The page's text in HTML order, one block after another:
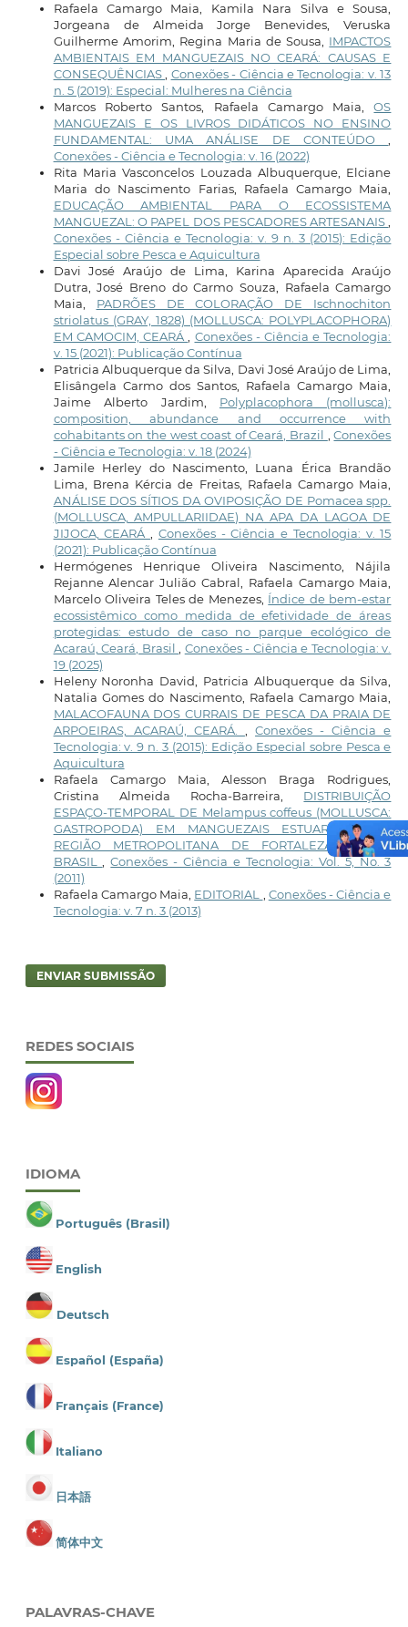
Rafaela Camargo Maia, Kamila Nara Silva e Sousa,
Jorgeana de Almeida Jorge Benevides, Veruska
Guilherme Amorim, Regina Maria de Sousa, IMPACTOS
AMBIENTAIS EM MANGUEZAIS NO CEARÁ: CAUSAS E
CONSEQUÊNCIAS
Conexões - Ciência e Tecnologia: v. 13
n. 5 (2019): Especial: Mulheres na Ciência
Marcos Roberto Santos, Rafaela Camargo Maia,OS
MANGUEZAIS E OS LIVROS DIDÁTICOS NO ENSINO
FUNDAMENTAL: UMA ANÁLISE DE CONTEÚDO
Conexões - Ciência e Tecnologia: v. 16 (2022)
Rita Maria Vasconcelos Louzada Albuquerque, Elciane
Maria do Nascimento Farias, Rafaela Camargo Maia,
EDUCAÇÃO AMBIENTAL PARA O ECOSSISTEMA
MANGUEZAL: O PAPEL DOS PESCADORES ARTESANAIS
Conexões - Ciência e Tecnologia: v. 9 n. 3 (2015): Edição
Especial sobre Pesca e Aquicultura
Davi José Araújo de Lima, Karina Aparecida Araújo
Dutra, José Breno do Carmo Souza, Rafaela Camargo
Maia, PADRÕES DE COLORAÇÃO DE Ischnochiton
striolatus (GRAY, 1828) (MOLLUSCA: POLYPLACOPHORA)
EM CAMOCIM, CEARÁ
Conexões - Ciência e Tecnologia:
v. 15 (2021): Publicação Contínua
Patricia Albuquerque da Silva, Davi José Araújo de Lima,
Elisângela Carmo dos Santos, Rafaela Camargo Maia,
Jaime Alberto Jardim, Polyplacophora (mollusca):
composition, abundance and occurrence with
cohabitants on the west coast of Ceará, Brazil
,Conexões
- Ciência e Tecnologia: v. 18 (2024)
Jamile Herley do Nascimento, Luana Érica Brandão
Lima, Brena Kércia de Freitas, Rafaela Camargo Maia,
ANÁLISE DOS SÍTIOS DA OVIPOSIÇÃO DE Pomacea spp.
(MOLLUSCA, AMPULLARIIDAE) NA APA DA LAGOA DE
JIJOCA, CEARÁ
Conexões - Ciência e Tecnologia: v. 15
(2021): Publicação Contínua
Hermógenes Henrique Oliveira Nascimento, Nájila
Rejanne Alencar Julião Cabral, Rafaela Camargo Maia,
Marcelo Oliveira Teles de Menezes, Índice de bem-estar
ecossistêmico como medida de efetividade de áreas
protegidas: estudo de caso no parque ecológico de
Acaraú, Ceará, Brasil
Conexões - Ciência e Tecnologia: v.
19 (2025)
Heleny Noronha David, Patricia Albuquerque da Silva,
Natalia Gomes do Nascimento, Rafaela Camargo Maia,
MALACOFAUNA DOS CURRAIS DE PESCA DA PRAIA DE
ARPOEIRAS, ACARAÚ, CEARÁ.
,Conexões - Ciência e
Tecnologia: v. 9 n. 3 (2015): Edição Especial sobre Pesca e
Aquicultura
Rafaela Camargo Maia, Alesson Braga Rodrigues,
Cristina Almeida Rocha-Barreira, DISTRIBUIÇÃO
ESPAÇO-TEMPORAL DE Melampus coffeus (MOLLUSCA:
GASTROPODA) EM MANGUEZAIS ESTUARINOS DA
REGIÃO METROPOLITANA DE FORTALEZA, CEARÁ,
BRASIL
,Conexões - Ciência e Tecnologia: Vol. 5, No. 3
(2011)
Rafaela Camargo Maia, EDITORIAL
Conexões - Ciência e
Tecnologia: v. 7 n. 3 (2013)
ENVIAR SUBMISSÃO
REDES SOCIAIS
IDIOMA
Português (Brasil)
English
Deutsch
Español (España)
Français (France)
Italiano
日本語
简体中文
PALAVRAS-CHAVE